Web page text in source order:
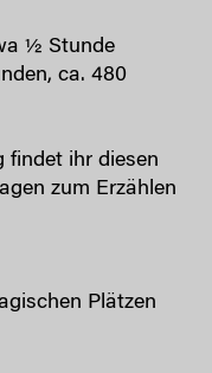
½ Stunde
ca. 480
findet ihr diesen
zum Erzählen
Plätzen